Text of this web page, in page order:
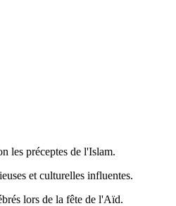
les préceptes de l'Islam.
et culturelles influentes.
lors de la fête de l'Aïd.